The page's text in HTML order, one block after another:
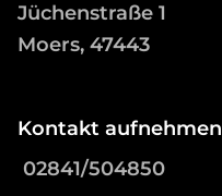
Jüchenstraße 1
Moers, 47443
Kontakt aufnehmen
02841/504850